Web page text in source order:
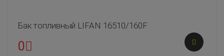
Бак топливный LIFAN 16510/160F
0